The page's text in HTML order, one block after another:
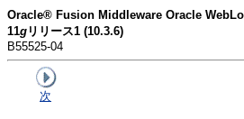
Oracle® Fusion Middleware Oracle
11g リリース1 (10.3.6)
B55525-04
次